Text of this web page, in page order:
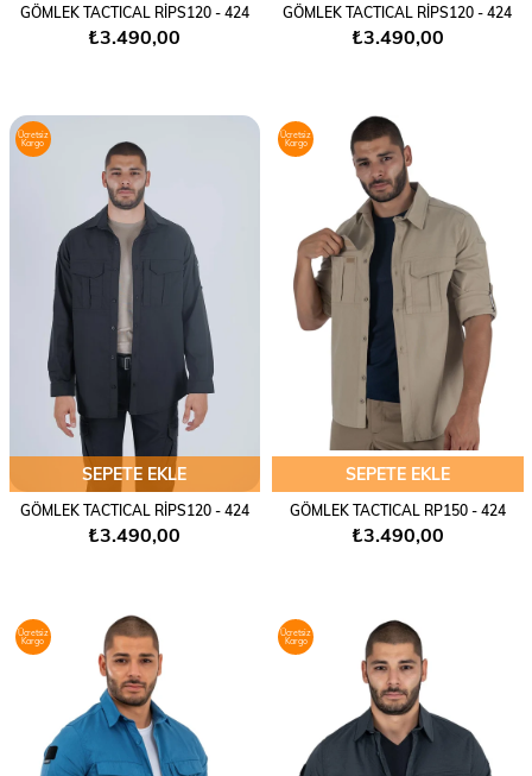
GÖMLEK TACTICAL RİPS120 - 424
₺3.490,00
GÖMLEK TACTICAL RİPS120 - 424
₺3.490,00
SEPETE EKLE
GÖMLEK TACTICAL RİPS120 - 424
₺3.490,00
Ücretsiz
Kargo
SEPETE EKLE
GÖMLEK TACTICAL RP150 - 424
₺3.490,00
Ücretsiz
Kargo
Ücretsiz
Kargo
Ücretsiz
Kargo